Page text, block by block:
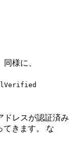
様に、
ドレスが認証済み
てきます。 な